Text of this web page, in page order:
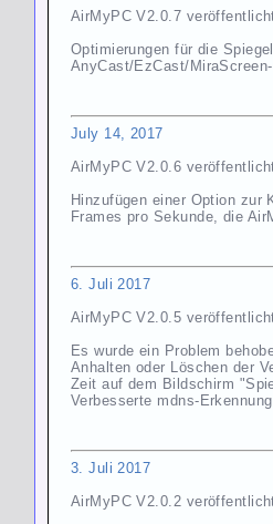
AirMyPC V2.0.7
Optimierungen für die
AnyCast/EzCast/
July 14, 2017
AirMyPC V2.0.6
Hinzufügen einer Option zur
Frames pro Sekunde, die
6. Juli 2017
AirMyPC V2.0.5
Es wurde ein Problem
Anhalten oder Löschen der
Zeit auf dem Bildschirm
Verbesserte mdns-Erkennung.
3. Juli 2017
AirMyPC V2.0.2